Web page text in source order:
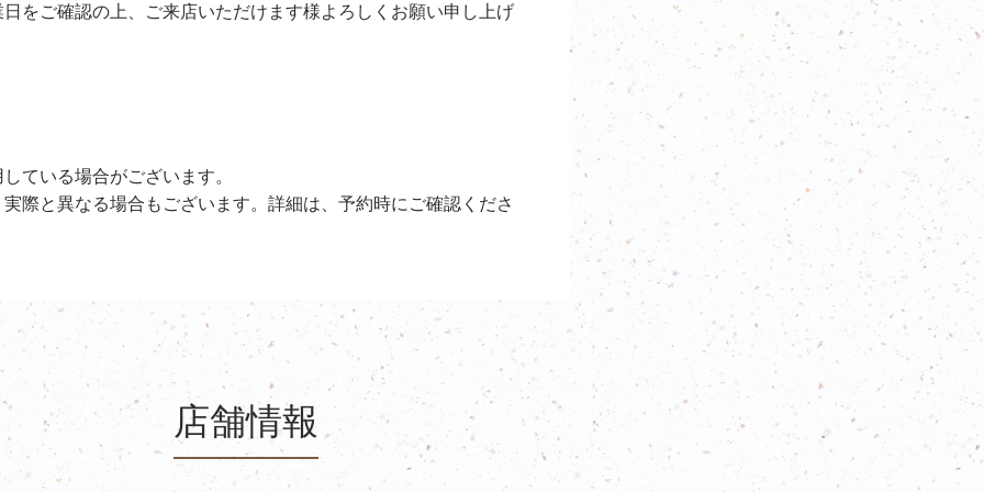
をご確認の上、ご来店いただけます様よろしくお願い申し上げ
ている場合がございます。
際と異なる場合もございます。詳細は、予約時にご確認くださ
店舗情報